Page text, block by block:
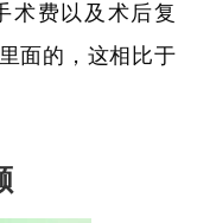
术费以及术后复
面的，这相比于